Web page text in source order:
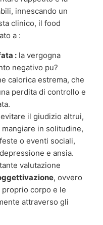
innescando un
clinico, il food
a :
: la vergogna
negativo pu?
calorica estrema, che
perdita di controllo e
il giudizio altrui,
in solitudine,
o eventi sociali,
e ansia.
valutazione
, ovvero
proprio corpo e le
attraverso gli